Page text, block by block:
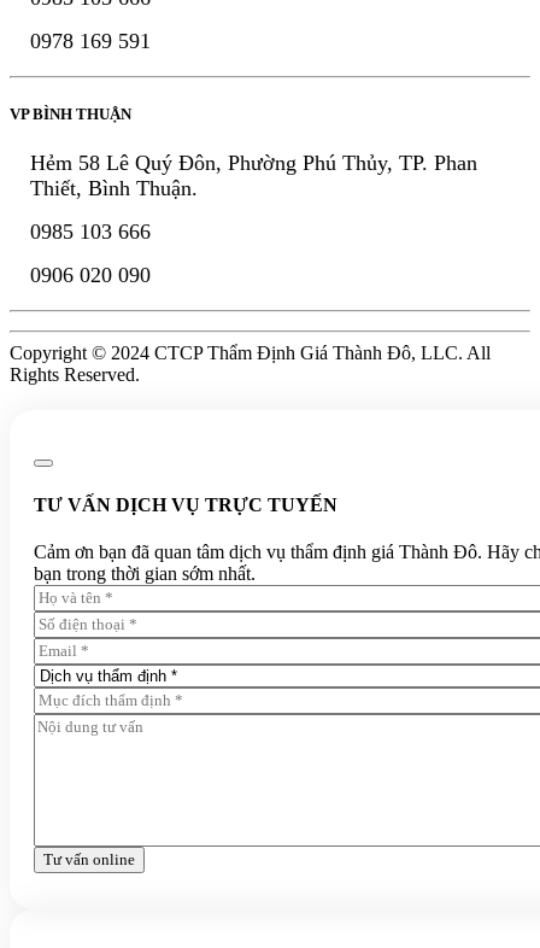
0978 169 591
VP BÌNH THUẬN
Hẻm 58 Lê Quý Đôn, Phường Phú Thủy, TP. Phan
Thiết, Bình Thuận.
0985 103 666
0906 020 090
Copyright © 2024 CTCP Thẩm Định Giá Thành Đô, LLC. All
Rights Reserved.
TƯ VẤN DỊCH VỤ TRỰC TUYẾN
Cảm ơn bạn đã quan tâm dịch vụ thẩm định giá Thành Đô. Hãy
bạn trong thời gian sớm nhất.
Tư vấn online